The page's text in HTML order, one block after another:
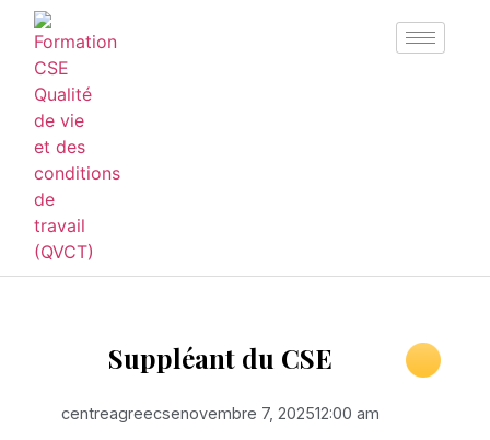
Suppléant du CSE
centreagreecsenovembre 7, 202512:00 am